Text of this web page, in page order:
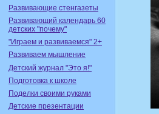
Развивающие стенгазеты
Развивающий календарь 60
детских "почему"
"Играем и развиваемся" 2+
Развиваем мышление
Детский журнал "Это я!"
Подготовка к школе
Поделки своими руками
Детские презентации